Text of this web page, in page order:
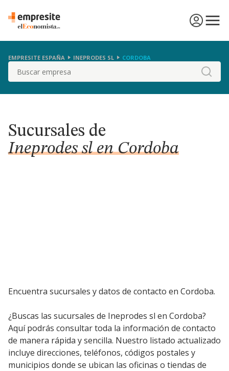
EMPRESITE ESPAÑA INEPRODES SL CORDOBA
Buscar
Sucursales de
Ineprodes sl en Cordoba
Encuentra sucursales y datos de contacto en Cordoba.
¿Buscas las sucursales de Ineprodes sl en Cordoba?
Aquí podrás consultar toda la información de contacto
de manera rápida y sencilla. Nuestro listado actualizado
incluye direcciones, teléfonos, códigos postales y
municipios donde se ubican las oficinas o tiendas de